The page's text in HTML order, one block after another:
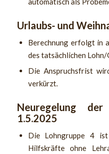
Urlaubs- und
Berechnung erfolgt in
des tatsächlichen Lohn/
Die Anspruchsfrist
verkürzt.
Neuregelung
1.5.2025
Die Lohngruppe 4
Hilfskräfte ohne